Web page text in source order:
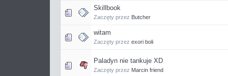
Skillbook
Zaczęty przez Butcher
witam
Zaczęty przez exori boli
Paladyn nie tankuje XD
Zaczęty przez Marcin friend